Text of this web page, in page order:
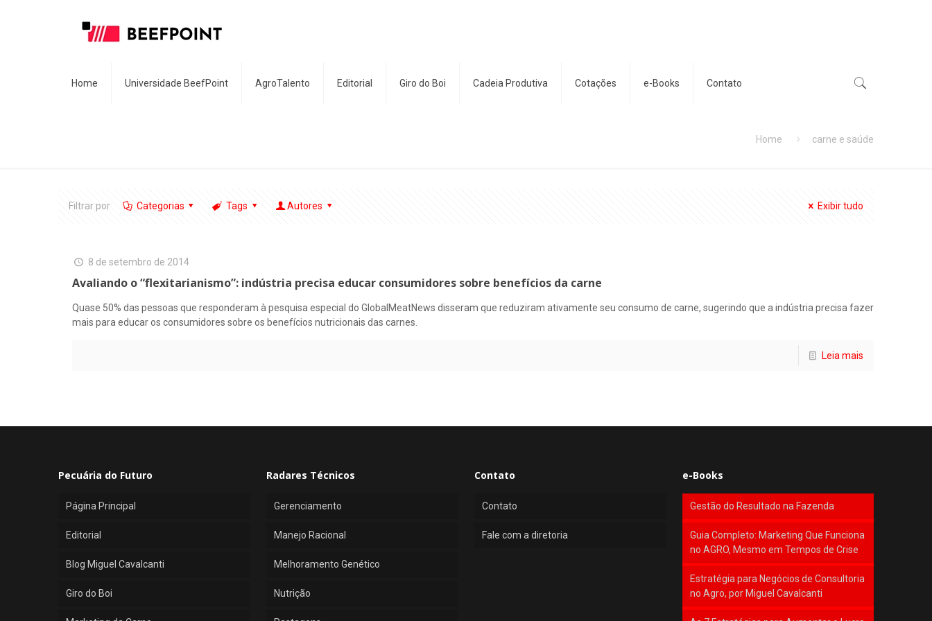
Home Universidade BeefPoint AgroTalento Editorial Giro do Boi Cadeia Produtiva Cotações e-Books Contato
Home carne e saúde
Filtrar por Categorias Tags Autores Exibir tudo
8 de setembro de 2014
Avaliando o “flexitarianismo”: indústria precisa educar consumidores sobre benefícios da carne
Quase 50% das pessoas que responderam à pesquisa especial do GlobalMeatNews disseram que reduziram ativamente seu consumo de carne, sugerindo que a indústria precisa fazer
mais para educar os consumidores sobre os benefícios nutricionais das carnes.
Leia mais
Pecuária do Futuro
Página Principal
Editorial
Blog Miguel Cavalcanti
Giro do Boi
Radares Técnicos
Gerenciamento
Manejo Racional
Melhoramento Genético
Nutrição
Contato
Contato
Fale com a diretoria
e-Books
Gestão do Resultado na Fazenda
Guia Completo: Marketing Que Funciona
no AGRO, Mesmo em Tempos de Crise
Estratégia para Negócios de Consultoria
no Agro, por Miguel Cavalcanti